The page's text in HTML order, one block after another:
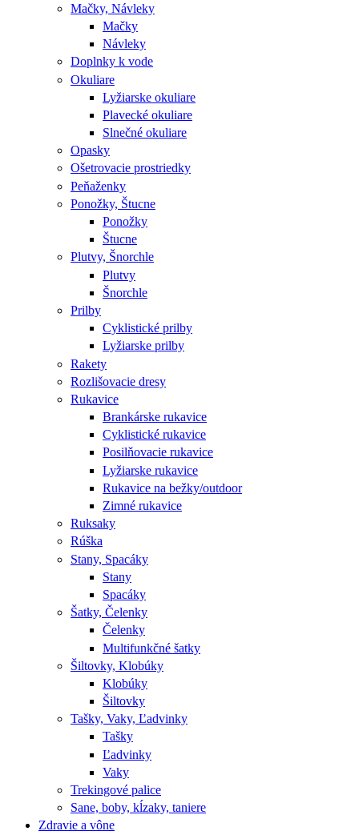
Mačky, Návleky
Mačky
Návleky
Doplnky k vode
Okuliare
Lyžiarske okuliare
Plavecké okuliare
Slnečné okuliare
Opasky
Ošetrovacie prostriedky
Peňaženky
Ponožky, Štucne
Ponožky
Štucne
Plutvy, Šnorchle
Plutvy
Šnorchle
Prilby
Cyklistické prilby
Lyžiarske prilby
Rakety
Rozlišovacie dresy
Rukavice
Brankárske rukavice
Cyklistické rukavice
Posilňovacie rukavice
Lyžiarske rukavice
Rukavice na bežky/outdoor
Zimné rukavice
Ruksaky
Rúška
Stany, Spacáky
Stany
Spacáky
Šatky, Čelenky
Čelenky
Multifunkčné šatky
Šiltovky, Klobúky
Klobúky
Šiltovky
Tašky, Vaky, Ľadvinky
Tašky
Ľadvinky
Vaky
Trekingové palice
Sane, boby, kĺzaky, taniere
Zdravie a vône